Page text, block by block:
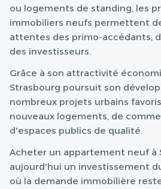
ou logements de standing, les
immobiliers neufs permettent
attentes des primo-accédants,
des investisseurs.
Grâce à son attractivité
Strasbourg poursuit son
nombreux projets urbains
nouveaux logements, de
d'espaces publics de qualité.
Acheter un appartement neuf à
aujourd'hui un investissement
où la demande immobilière